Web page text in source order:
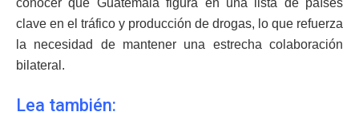
conocer que Guatemala figura en una lista de países
clave en el tráfico y producción de drogas, lo que refuerza
la necesidad de mantener una estrecha colaboración
bilateral.
Lea también: